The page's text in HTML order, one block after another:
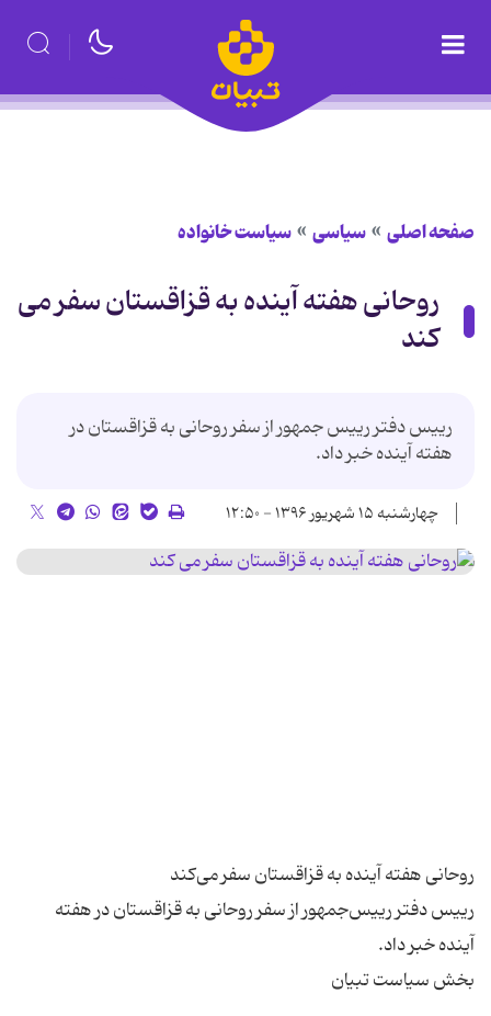
صفحه اصلی سیاسی سیاست خانواده
روحانی هفته آینده به قزاقستان سفر می
کند
رییس دفتر رییس جمهور از سفر روحانی به قزاقستان در
هفته آینده خبر داد.
چهارشنبه ۱۵ شهریور ۱۳۹۶ - ۱۲:۵۰
رییس دفتر رییس‌جمهور از سفر روحانی به قزاقستان در هفته